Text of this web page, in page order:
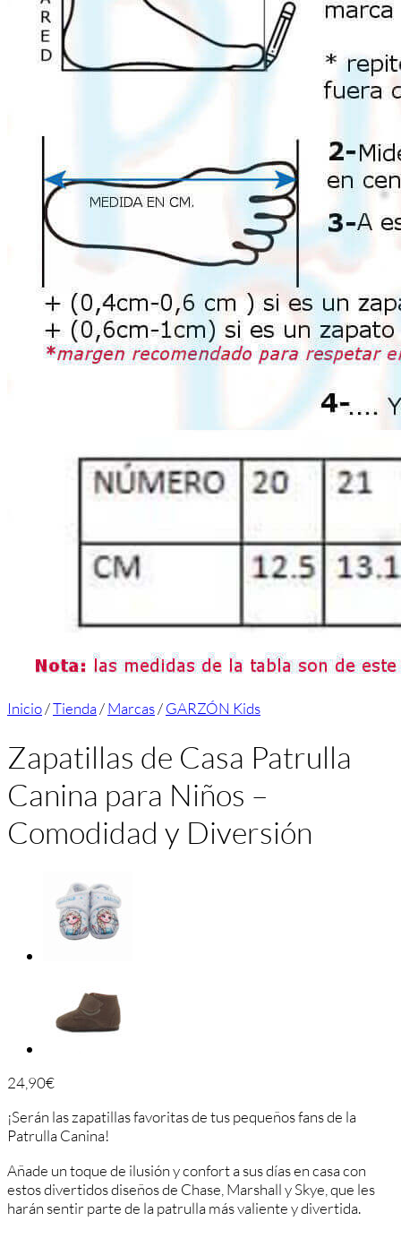
Inicio/Tienda/Marcas/GARZÓN Kids
Zapatillas de Casa Patrulla
Canina para Niños –
Comodidad y Diversión
24,90€
¡Serán las zapatillas favoritas de tus pequeños fans de la
Patrulla Canina!
Añade un toque de ilusión y confort a sus días en casa con
estos divertidos diseños de Chase, Marshall y Skye, que les
harán sentir parte de la patrulla más valiente y divertida.